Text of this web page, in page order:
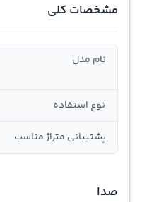
مشخصات کلی
نام مدل
نوع استفاده
پشتیبانی متراژ مناسب
صدا